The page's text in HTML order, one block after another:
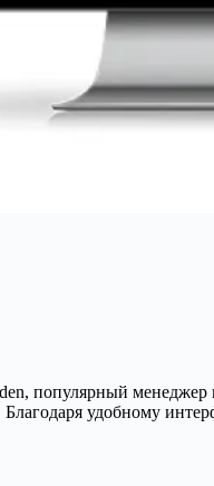
популярный менеджер
удобному